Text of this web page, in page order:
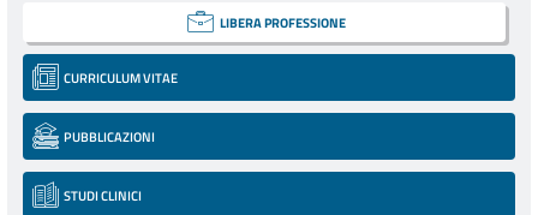
LIBERA PROFESSIONE
CURRICULUM VITAE
PUBBLICAZIONI
STUDI CLINICI